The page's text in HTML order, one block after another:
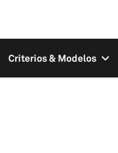
Criterios & Modelos